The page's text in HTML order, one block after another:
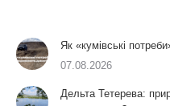
Як «кумівські
07.08.2026
Дельта Тетерева: